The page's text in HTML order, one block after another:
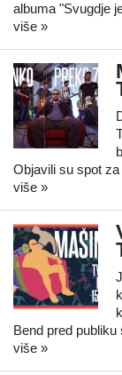
albuma "Svugdje
više »
Objavili su spot
više »
Bend pred
više »